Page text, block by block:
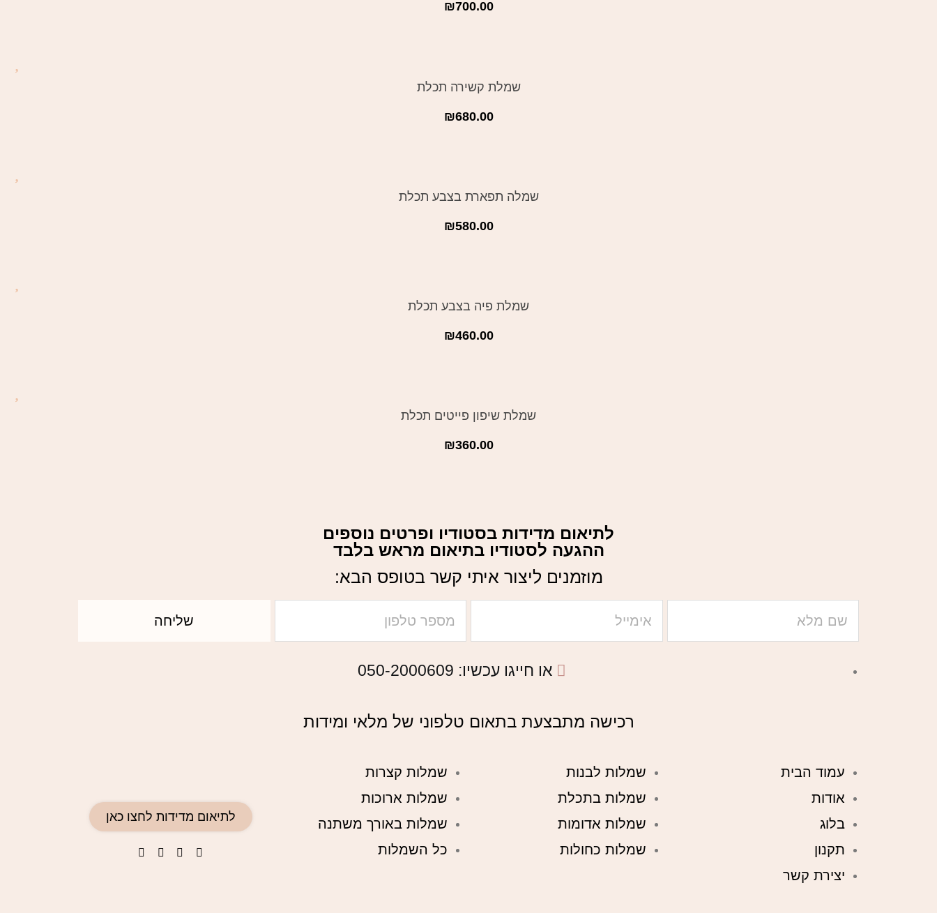
₪700.00
שמלת קשירה תכלת
₪680.00
שמלה תפארת בצבע תכלת
₪580.00
שמלת פיה בצבע תכלת
₪460.00
שמלת שיפון פייטים תכלת
₪360.00
לתיאום מדידות בסטודיו ופרטים נוספים
ההגעה לסטודיו בתיאום מראש בלבד
מוזמנים ליצור איתי קשר בטופס הבא:
שליחה
או חייגו עכשיו: 050-2000609​
רכישה מתבצעת בתאום טלפוני של מלאי ומידות
עמוד הבית
אודות
בלוג
תקנון
יצירת קשר
שמלות לבנות
שמלות בתכלת
שמלות אדומות
שמלות כחולות
שמלות קצרות
שמלות ארוכות
שמלות באורך משתנה
כל השמלות
לתיאום מדידות לחצו כאן